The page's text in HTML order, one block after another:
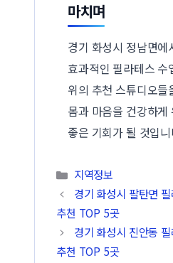
마치며
경기 화성시 정남면에
효과적인 필라테스 수
위의 추천 스튜디오
몸과 마음을 건강하게
좋은 기회가 될 것입
카테고리
지역정보
경기 화성시 팔탄면
추천 TOP 5곳
경기 화성시 진안동
추천 TOP 5곳